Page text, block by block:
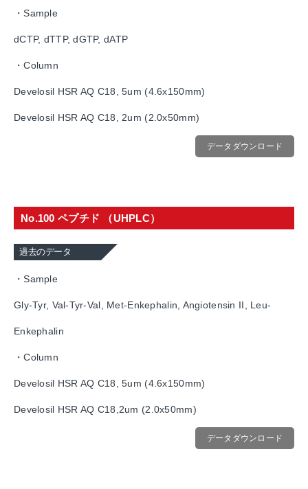
・Sample
dCTP, dTTP, dGTP, dATP
・Column
Develosil HSR AQ C18, 5um (4.6x150mm)
Develosil HSR AQ C18, 2um (2.0x50mm)
データダウンロード
No.100 ペプチド （UHPLC）
過去のデータ
・Sample
Gly-Tyr, Val-Tyr-Val, Met-Enkephalin, Angiotensin II, Leu-
Enkephalin
・Column
Develosil HSR AQ C18, 5um (4.6x150mm)
Develosil HSR AQ C18,2um (2.0x50mm)
データダウンロード